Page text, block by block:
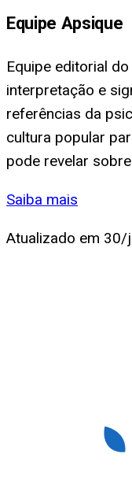
Equipe Apsique
Equipe editorial
interpretação e
referências da
cultura popular
pode revelar
Saiba mais
Atualizado em 30/